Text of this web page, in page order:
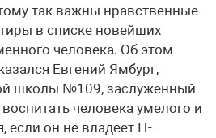
так важны нравственные
в списке новейших
человека. Об этом
Евгений Ямбург,
школы №109, заслуженный
человека умелого и
если он не владеет IT-